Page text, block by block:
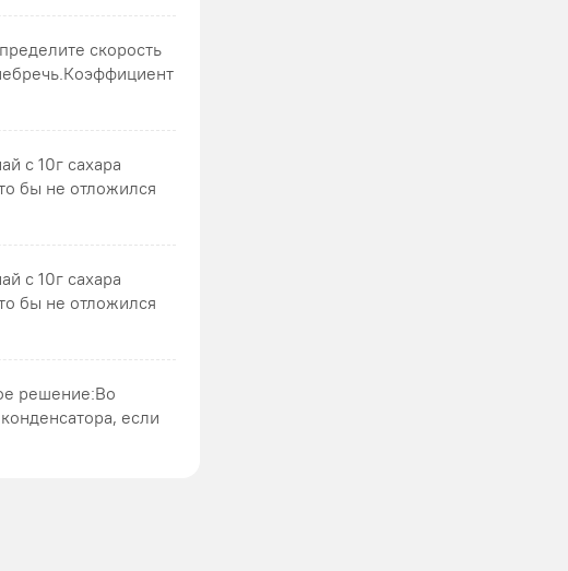
скорость
с 10г сахара
бы не отложился
с 10г сахара
бы не отложился
решение:Во
если